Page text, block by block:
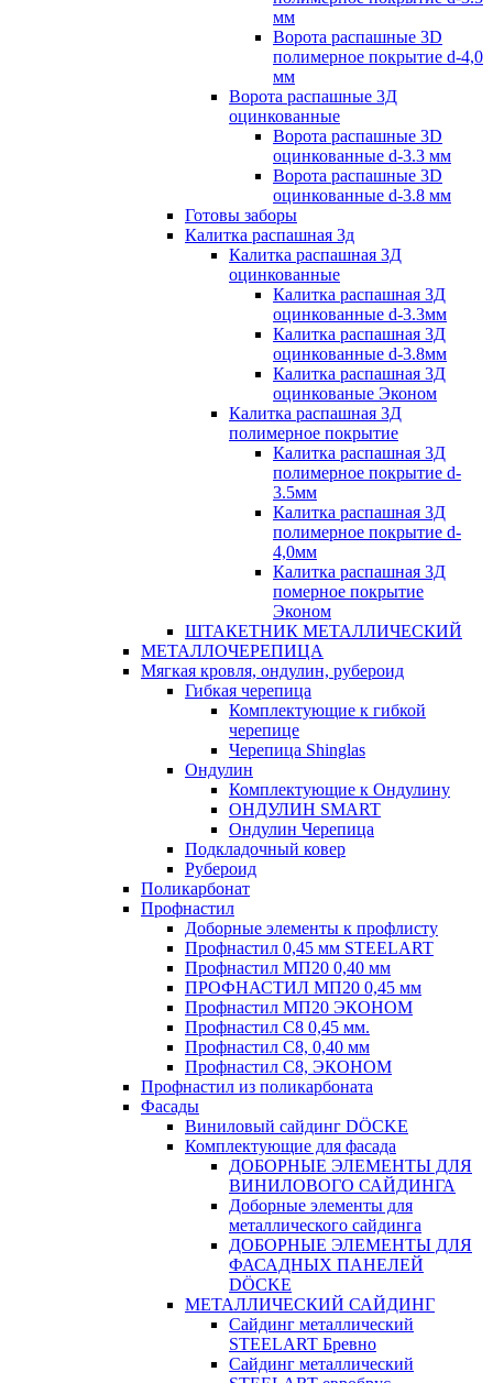
мм
Ворота распашные 3D
полимерное покрытие d-4,0
мм
Ворота распашные 3Д
оцинкованные
Ворота распашные 3D
оцинкованные d-3.3 мм
Ворота распашные 3D
оцинкованные d-3.8 мм
Готовы заборы
Калитка распашная 3д
Калитка распашная 3Д
оцинкованные
Калитка распашная 3Д
оцинкованные d-3.3мм
Калитка распашная 3Д
оцинкованные d-3.8мм
Калитка распашная 3Д
оцинкованые Эконом
Калитка распашная 3Д
полимерное покрытие
Калитка распашная 3Д
полимерное покрытие d-
3.5мм
Калитка распашная 3Д
полимерное покрытие d-
4,0мм
Калитка распашная 3Д
померное покрытие
Эконом
ШТАКЕТНИК МЕТАЛЛИЧЕСКИЙ
МЕТАЛЛОЧЕРЕПИЦА
Мягкая кровля, ондулин, рубероид
Гибкая черепица
Комплектующие к гибкой
черепице
Черепица Shinglas
Ондулин
Комплектующие к Ондулину
ОНДУЛИН SMART
Ондулин Черепица
Подкладочный ковер
Рубероид
Поликарбонат
Профнастил
Доборные элементы к профлисту
Профнастил 0,45 мм STEELART
Профнастил МП20 0,40 мм
ПРОФНАСТИЛ МП20 0,45 мм
Профнастил МП20 ЭКОНОМ
Профнастил С8 0,45 мм.
Профнастил С8, 0,40 мм
Профнастил С8, ЭКОНОМ
Профнастил из поликарбоната
Фасады
Виниловый сайдинг DÖCKE
Комплектующие для фасада
ДОБОРНЫЕ ЭЛЕМЕНТЫ ДЛЯ
ВИНИЛОВОГО САЙДИНГА
Доборные элементы для
металлического сайдинга
ДОБОРНЫЕ ЭЛЕМЕНТЫ ДЛЯ
ФАСАДНЫХ ПАНЕЛЕЙ
DÖCKE
МЕТАЛЛИЧЕСКИЙ САЙДИНГ
Сайдинг металлический
STEELART Бревно
Сайдинг металлический